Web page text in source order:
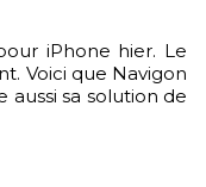
Voici que Navigon
sa solution de